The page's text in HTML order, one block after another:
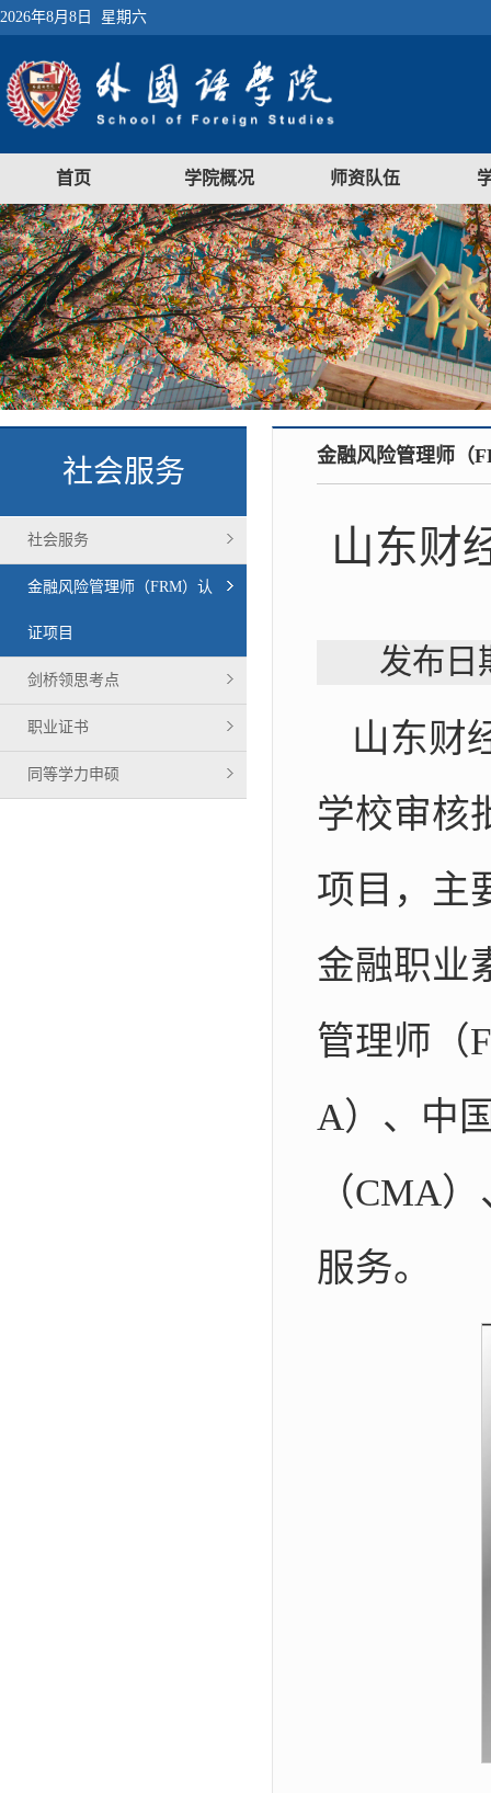
2026年8月8日 星期六
首页 学院概况 师资队伍
社会服务
社会服务
金融风险管理师（FRM）认
证项目
剑桥领思考点
职业证书
同等学力申硕
金融风险管理师（
山东财
发布
山东财
学校审核
项目，主
金融职业
管理师（
A）、中
（CMA
服务。